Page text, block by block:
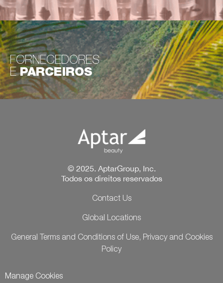
FORNECEDORES
EPARCEIROS
© 2025. AptarGroup, Inc.
Todos os direitos reservados
Contact Us
Global Locations
General Terms and Conditions of Use, Privacy and Cookies
Policy
Manage Cookies